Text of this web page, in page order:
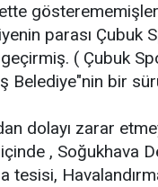
parası Çubuk
( Çubuk
Belediye"nin bir
dolayı zarar
, Soğukhava
tesisi,